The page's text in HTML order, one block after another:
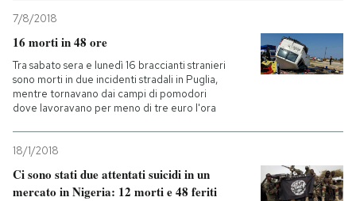
7/8/2018
16 morti in 48 ore
Tra sabato sera e lunedì 16 braccianti stranieri
sono morti in due incidenti stradali in Puglia,
mentre tornavano dai campi di pomodori
dove lavoravano per meno di tre euro l'ora
18/1/2018
Ci sono stati due attentati suicidi in un
mercato in Nigeria: 12 morti e 48 feriti